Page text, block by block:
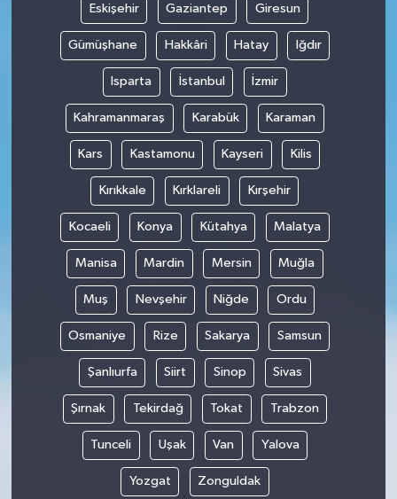
Eskişehir Gaziantep Giresun
Gümüşhane Hakkâri Hatay Iğdır
Isparta İstanbul İzmir
Kahramanmaraş Karabük Karaman
Kars Kastamonu Kayseri Kilis
Kırıkkale Kırklareli Kırşehir
Kocaeli Konya Kütahya Malatya
Manisa Mardin Mersin Muğla
Muş Nevşehir Niğde Ordu
Osmaniye Rize Sakarya Samsun
Şanlıurfa Siirt Sinop Sivas
Şırnak Tekirdağ Tokat Trabzon
Tunceli Uşak Van Yalova
Yozgat Zonguldak